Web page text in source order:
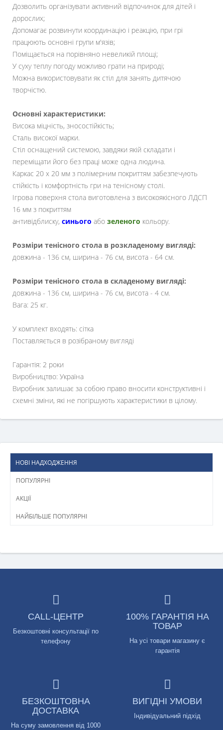
Дозволить організувати активний відпочинок для дітей і
дорослих;
Допомагає розвинути координацію і реакцію, при грі
працюють основні групи м'язів;
Поміщається на порівняно невеликій площі;
У суху теплу погоду можливо грати на природі;
Можна використовувати як стіл для занять дитячою
творчістю.
Основні характеристики:
Висока міцність, зносостійкість;
Сталь високої марки.
Стіл оснащений системою, завдяки якій складати і
переміщати його без праці може одна людина.
Каркас 20 х 20 мм з полімерним покриттям забезпечують
стійкість і комфортність гри на тенісному столі.
Ігрова поверхня стола виготовлена ​​з високоякісного ЛДСП
16 мм з покриттям
антивідблиску, синього або зеленого кольору.
Розміри тенісного стола в розкладеному вигляді:
довжина - 136 см, ширина - 76 см, висота - 64 см.
Розміри тенісного стола в складеному вигляді:
довжина - 136 см, ширина - 76 см, висота - 4 см.
Вага: 25 кг.
У комплект входять: сітка
Поставляється в розібраному вигляді
Гарантія: 2 роки
Виробництво: Україна
Виробник залишає за собою право вносити конструктивні і
схемні зміни, які не погіршують характеристики в цілому.
НОВІ НАДХОДЖЕННЯ
ПОПУЛЯРНІ
АКЦІЇ
НАЙБІЛЬШЕ ПОПУЛЯРНІ
CALL-ЦЕНТР
Безкоштовні консультації по
телефону
100% ГАРАНТІЯ НА
ТОВАР
На усі товари магазину є
гарантія
БЕЗКОШТОВНА
ДОСТАВКА
На суму замовлення від 1000
ВИГІДНІ УМОВИ
Індивідуальний підхід